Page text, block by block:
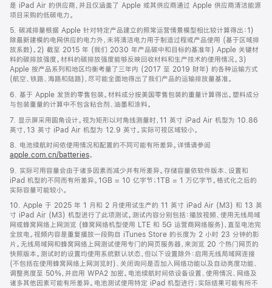
是 iPad Air 的供应商，并且仅涵盖了 Apple 或其供应商通过 Apple 供应商清洁能源
项目采购的低碳电力。
5. 碳减排量根据 Apple 针对特定产品建立的照常运营情景模型相比较计算得出：1)
除最新建模的电网供应的电力外，未将清洁电力用于制造过程或产品使用 (基于区域排
放系数)。2) 截至 2015 年 (我们 2030 年产品碳中和目标的基准年) Apple 关键材
料的碳排放强度。材料的碳排放强度能够反映回收材料和生产技术的使用情况。3)
Apple 按产品系列和地区均衡考量了三年内 (2017 至 2019 财年) 的各种运输方式
(航空、铁路、海路和陆路)，尽可能全面地得出了我们产品的运输排放量基准。
6. 基于 Apple 发货的零售包装。材料成分按美国零售包装的重量计算得出。塑料成分
与包装重量的计算中不包含粘合剂、油墨和涂料。
7. 显示屏采用圆角设计。视为矩形以对角线测量时，11 英寸 iPad Air 机型为 10.86
英寸，13 英寸 iPad Air 机型为 12.9 英寸。实际可视区域较小。
8. 电池续航时间依使用情况和配置的不同可能有所差异。详情请参阅
apple.com.cn/batteries。
9. 实际可用容量会由于诸多因素而减少并有所差异。存储容量依软件版本、设置和
iPad 机型的不同而有所差异。1GB = 10 亿字节；1TB = 1 万亿字节。格式化之后的
实际容量可能较小。
10. Apple 于 2025 年 1 月和 2 月使用试生产的 11 英寸 iPad Air (M3) 和 13 英
寸 iPad Air (M3) 机型进行了此项测试。测试内容分别包括：播放视频、使用无线局域
网或蜂窝网络上网浏览 (蜂窝网络机型使用 LTE 和 5G 运营商网络服务)，直至电池完
全放电。视频内容是重复播放一段购自 iTunes Store 的长度为 2 小时 23 分钟的影
片。无线局域网和蜂窝网络上网测试使用专门的网页服务器，来浏览 20 个热门网页的
快照版本。测试时的设置均使用系统默认状态，但以下设置除外：启用无线局域网连接
(不包括在使用蜂窝网络上网浏览时)、关闭询问是否加入网络功能以及自动亮度功能、
调整亮度至 50%，并启用 WPA2 加密。电池续航时间依设备设置、使用情况、网络及
诸多其他因素可能有所差异。电池测试使用特定 iPad 机型进行；实际结果可能有所不